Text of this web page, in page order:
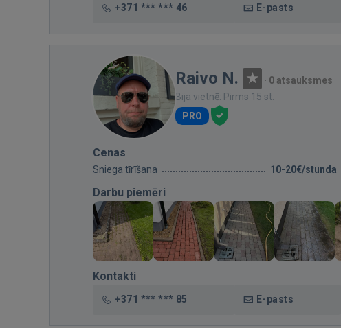
+371 *** *** 46 E-pasts
Raivo N. · 0 atsauksmes
Bija vietnē: Pirms 15 st.
PRO
Cenas
Sniega tīrīšana 10-20€/stunda
Darbu piemēri
Kontakti
+371 *** *** 85 E-pasts